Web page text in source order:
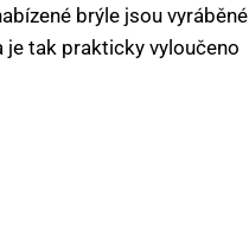
brýle jsou vyráběné
je tak prakticky vyloučeno